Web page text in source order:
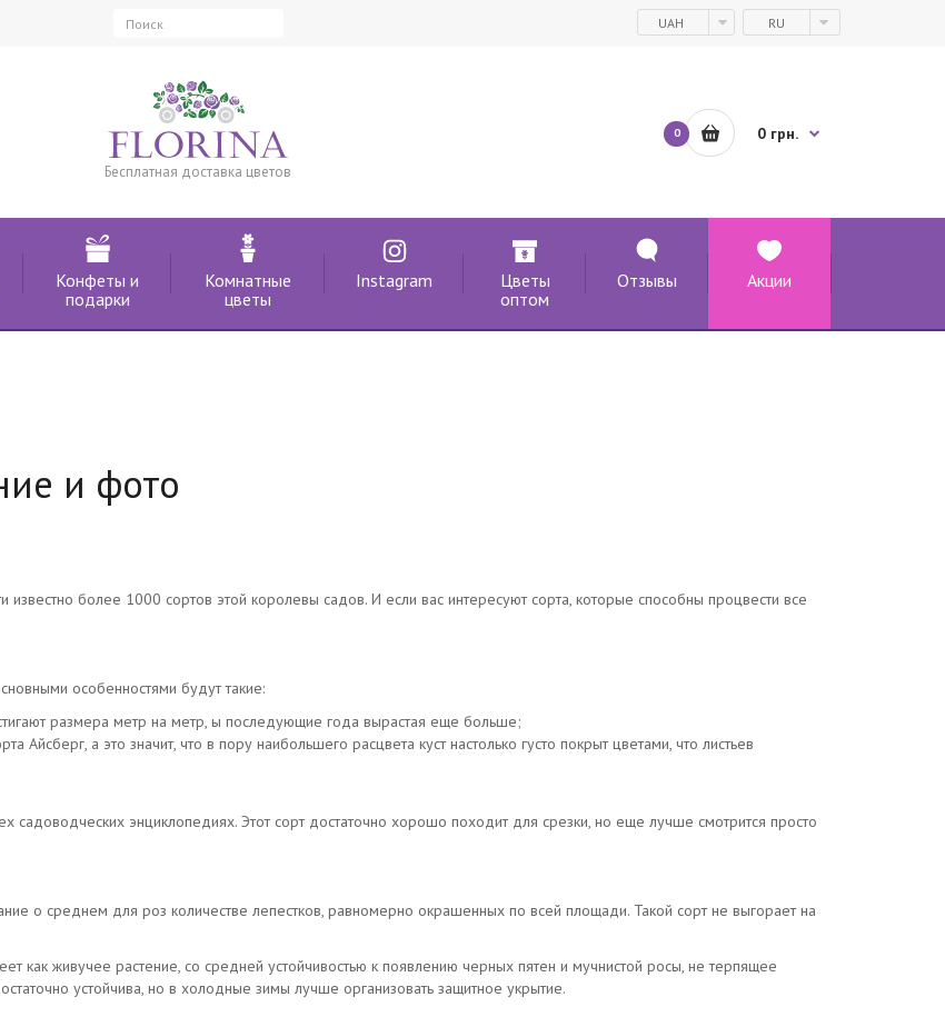
UAH RU
Бесплатная доставка цветов
0 0 грн.
Конфеты и
подарки
Комнатные
цветы
Instagram
Цветы
оптом
Отзывы Акции
и фото
более 1000 сортов этой королевы садов. И если вас интересуют сорта, которые способны процвести все
особенностями будут такие:
размера метр на метр, ы последующие года вырастая еще больше;
Айсберг, а это значит, что в пору наибольшего расцвета куст настолько густо покрыт цветами, что листьев
садоводческих энциклопедиях. Этот сорт достаточно хорошо походит для срезки, но еще лучше смотрится просто
о среднем для роз количестве лепестков, равномерно окрашенных по всей площади. Такой сорт не выгорает на
как живучее растение, со средней устойчивостью к появлению черных пятен и мучнистой росы, не терпящее
устойчива, но в холодные зимы лучше организовать защитное укрытие.